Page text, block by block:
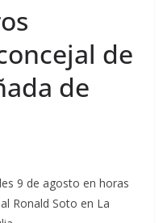
de
de
9 de agosto en horas
Ronald Soto en La